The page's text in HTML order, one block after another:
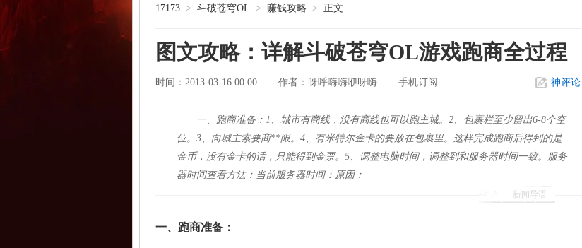
17173 > 斗破苍穹OL > 赚钱攻略 > 正文
图文攻略：详解斗破苍穹OL游戏跑商全过程
时间：2013-03-16 00:00 作者： 呀呼嗨嗨咿呀嗨 手机订阅 神评论
新闻导语
一、跑商准备：1、城市有商线，没有商线也可以跑主城。2、包裹栏至少留出6-8个空
位。3、向城主索要商**限。4、有米特尔金卡的要放在包裹里。这样完成跑商后得到的是
金币，没有金卡的话，只能得到金票。5、调整电脑时间，调整到和服务器时间一致。服务
器时间查看方法：当前服务器时间：原因：
一、跑商准备：